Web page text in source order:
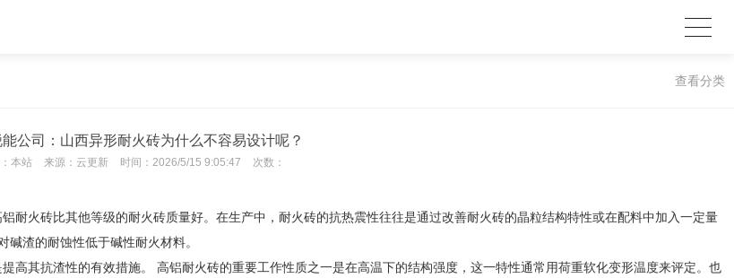
查看分类
公司：山西异形耐火砖为什么不容易设计呢？
本站 来源： 云更新 时间： 2026/5/15 9:05:47 次数：
耐火砖比其他等级的耐火砖质量好。在生产中，耐火砖的抗热震性往往是通过改善耐火砖的晶粒结构特性或在配料中加入一定量
渣的耐蚀性低于碱性耐火材料。
高其抗渣性的有效措施。 高铝耐火砖的重要工作性质之一是在高温下的结构强度，这一特性通常用荷重软化变形温度来评定。也